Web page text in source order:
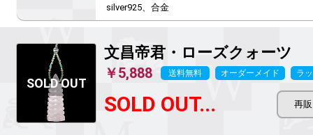
silver925、合金
文昌帝君 ・ローズクォーツ
￥5,888 送料無料 オーダーメイド ラ
SOLD OUT...